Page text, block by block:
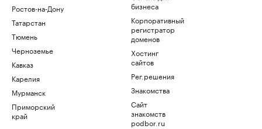
Ростов-на-Дону
Татарстан
Тюмень
Черноземье
Кавказ
Карелия
Мурманск
Приморский
край
бизнеса
Корпоративный
регистратор
доменов
Хостинг
сайтов
Рег.решения
Знакомства
Сайт
знакомств
podbor.ru